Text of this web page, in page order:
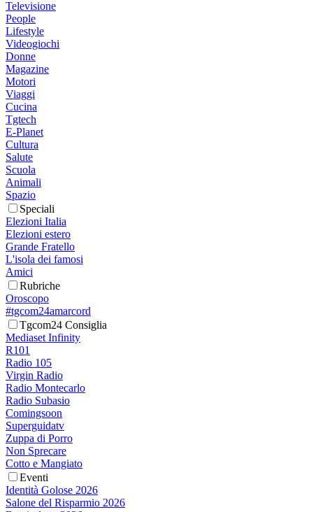
Televisione
People
Lifestyle
Videogiochi
Donne
Magazine
Motori
Viaggi
Cucina
Tgtech
E-Planet
Cultura
Salute
Scuola
Animali
Spazio
Speciali
Elezioni Italia
Elezioni estero
Grande Fratello
L'isola dei famosi
Amici
Rubriche
Oroscopo
#tgcom24amarcord
Tgcom24 Consiglia
Mediaset Infinity
R101
Radio 105
Virgin Radio
Radio Montecarlo
Radio Subasio
Comingsoon
Superguidatv
Zuppa di Porro
Non Sprecare
Cotto e Mangiato
Eventi
Identità Golose 2026
Salone del Risparmio 2026